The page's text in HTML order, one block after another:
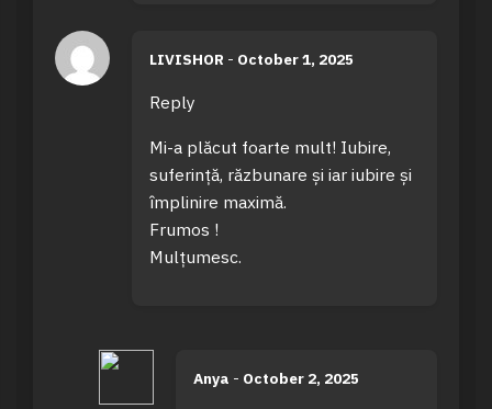
LIVISHOR - October 1, 2025
Reply
Mi-a plăcut foarte mult! Iubire,
suferință, răzbunare și iar iubire și
împlinire maximă.
Frumos !
Mulțumesc.
Anya - October 2, 2025